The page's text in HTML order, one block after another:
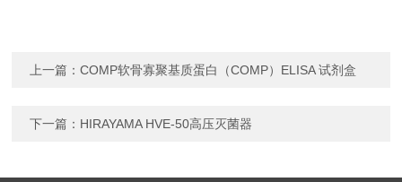
上一篇：COMP软骨寡聚基质蛋白（COMP）ELISA 试剂盒
下一篇： HIRAYAMA HVE-50高压灭菌器